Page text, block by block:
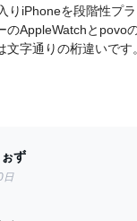
りiPhoneを段階性プ
のAppleWatchとpovo
字通りの桁違いです
ず
日